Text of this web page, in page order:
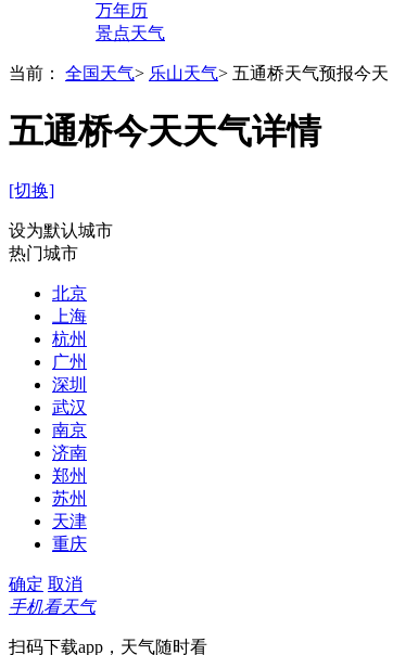
万年历
景点天气
当前： 全国天气> 乐山天气> 五通桥天气预报今天
五通桥今天天气详情
[切换]
设为默认城市
热门城市
北京
上海
杭州
广州
深圳
武汉
南京
济南
郑州
苏州
天津
重庆
确定 取消
手机看天气
扫码下载app，天气随时看